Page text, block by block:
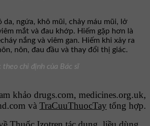
da, ngứa, khô mũi, chảy máu mũi, lở
mắt và đau khớp. Hiếm gặp hơn là
nắng và viêm gan. Hiếm khi xảy ra
nôn, đau đầu và thay đổi thị giác.
chỉ định của Bác sĩ
khảo drugs.com, medicines.org.uk,
và TraCuuThuocTay tổng hợp.